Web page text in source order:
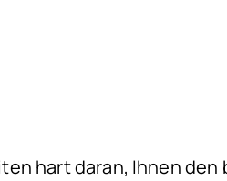
hart daran, Ihnen den